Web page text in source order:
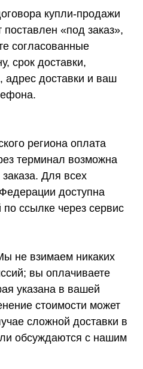
купли-продажи
«под заказ»,
согласованные
срок доставки,
адрес доставки и ваш
региона оплата
терминал возможна
Для всех
доступна
ссылке через сервис
не взимаем никаких
вы оплачиваете
указана в вашей
стоимости может
сложной доставки в
обсуждаются с нашим